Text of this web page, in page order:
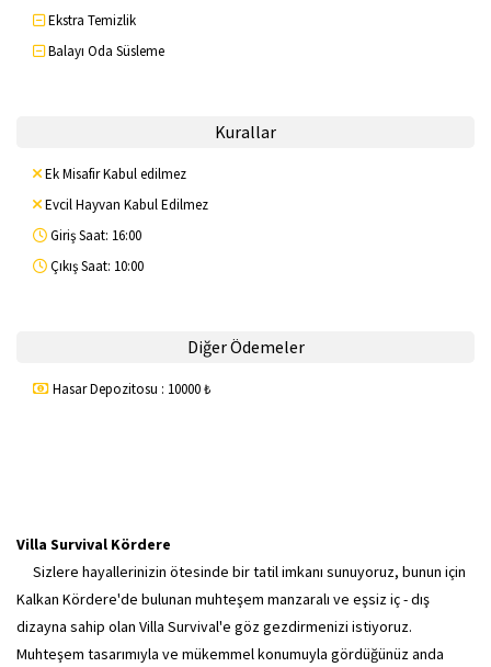
Ekstra Temizlik
Balayı Oda Süsleme
Kurallar
Ek Misafir Kabul edilmez
Evcil Hayvan Kabul Edilmez
Giriş Saat: 16:00
Çıkış Saat: 10:00
Diğer Ödemeler
Hasar Depozitosu : 10000 ₺
Villa Survival Kördere
Sizlere hayallerinizin ötesinde bir tatil imkanı sunuyoruz, bunun için
Kalkan Kördere'de bulunan muhteşem manzaralı ve eşsiz iç - dış
dizayna sahip olan Villa Survival'e göz gezdirmenizi istiyoruz.
Muhteşem tasarımıyla ve mükemmel konumuyla gördüğünüz anda